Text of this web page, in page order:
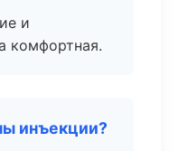
и
комфортная.
инъекции?